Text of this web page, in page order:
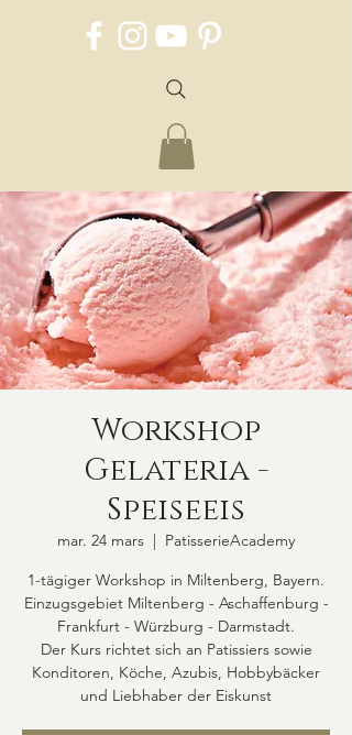
Workshop
Gelateria -
Speiseeis
mar. 24 mars
  |
PatisserieAcademy
1-tägiger Workshop in Miltenberg, Bayern.
Einzugsgebiet Miltenberg - Aschaffenburg -
Frankfurt - Würzburg - Darmstadt.
Der Kurs richtet sich an Patissiers sowie
Konditoren, Köche, Azubis, Hobbybäcker
und Liebhaber der Eiskunst